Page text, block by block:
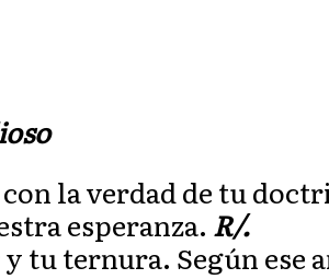
la verdad de tu
esperanza. R/.
tu ternura. Según ese